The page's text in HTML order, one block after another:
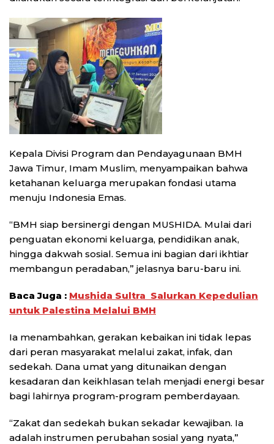
Kepala Divisi Program dan Pendayagunaan BMH
Jawa Timur, Imam Muslim, menyampaikan bahwa
ketahanan keluarga merupakan fondasi utama
menuju Indonesia Emas.
“BMH siap bersinergi dengan MUSHIDA. Mulai dari
penguatan ekonomi keluarga, pendidikan anak,
hingga dakwah sosial. Semua ini bagian dari ikhtiar
membangun peradaban,” jelasnya baru-baru ini.
Baca Juga : Mushida Sultra Salurkan Kepedulian
untuk Palestina Melalui BMH
Ia menambahkan, gerakan kebaikan ini tidak lepas
dari peran masyarakat melalui zakat, infak, dan
sedekah. Dana umat yang ditunaikan dengan
kesadaran dan keikhlasan telah menjadi energi besar
bagi lahirnya program-program pemberdayaan.
“Zakat dan sedekah bukan sekadar kewajiban. Ia
adalah instrumen perubahan sosial yang nyata,”